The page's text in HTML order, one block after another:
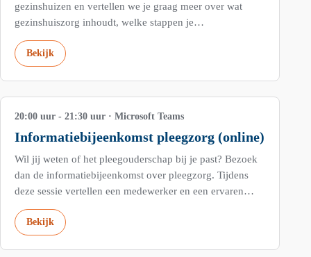
gezinshuizen en vertellen we je graag meer over wat
gezinshuiszorg inhoudt, welke stappen je…
Bekijk
13
OKT
20:00 uur - 21:30 uur · Microsoft Teams
Informatiebijeenkomst pleegzorg (online)
Wil jij weten of het pleegouderschap bij je past? Bezoek
dan de informatiebijeenkomst over pleegzorg. Tijdens
deze sessie vertellen een medewerker en een ervaren…
Bekijk